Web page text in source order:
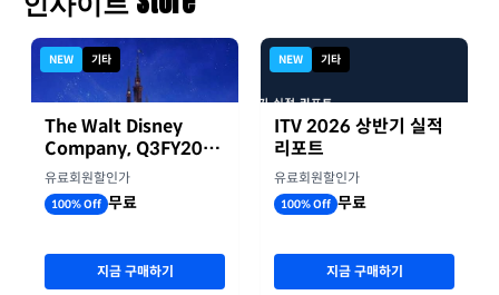
NEW 기타
The Walt Disney
Company, Q3FY2026
실적자료
유료회원할인가
100% Off 무료
지금 구매하기
NEW 기타
ITV 2026 상반기 실적
리포트
유료회원할인가
100% Off 무료
지금 구매하기